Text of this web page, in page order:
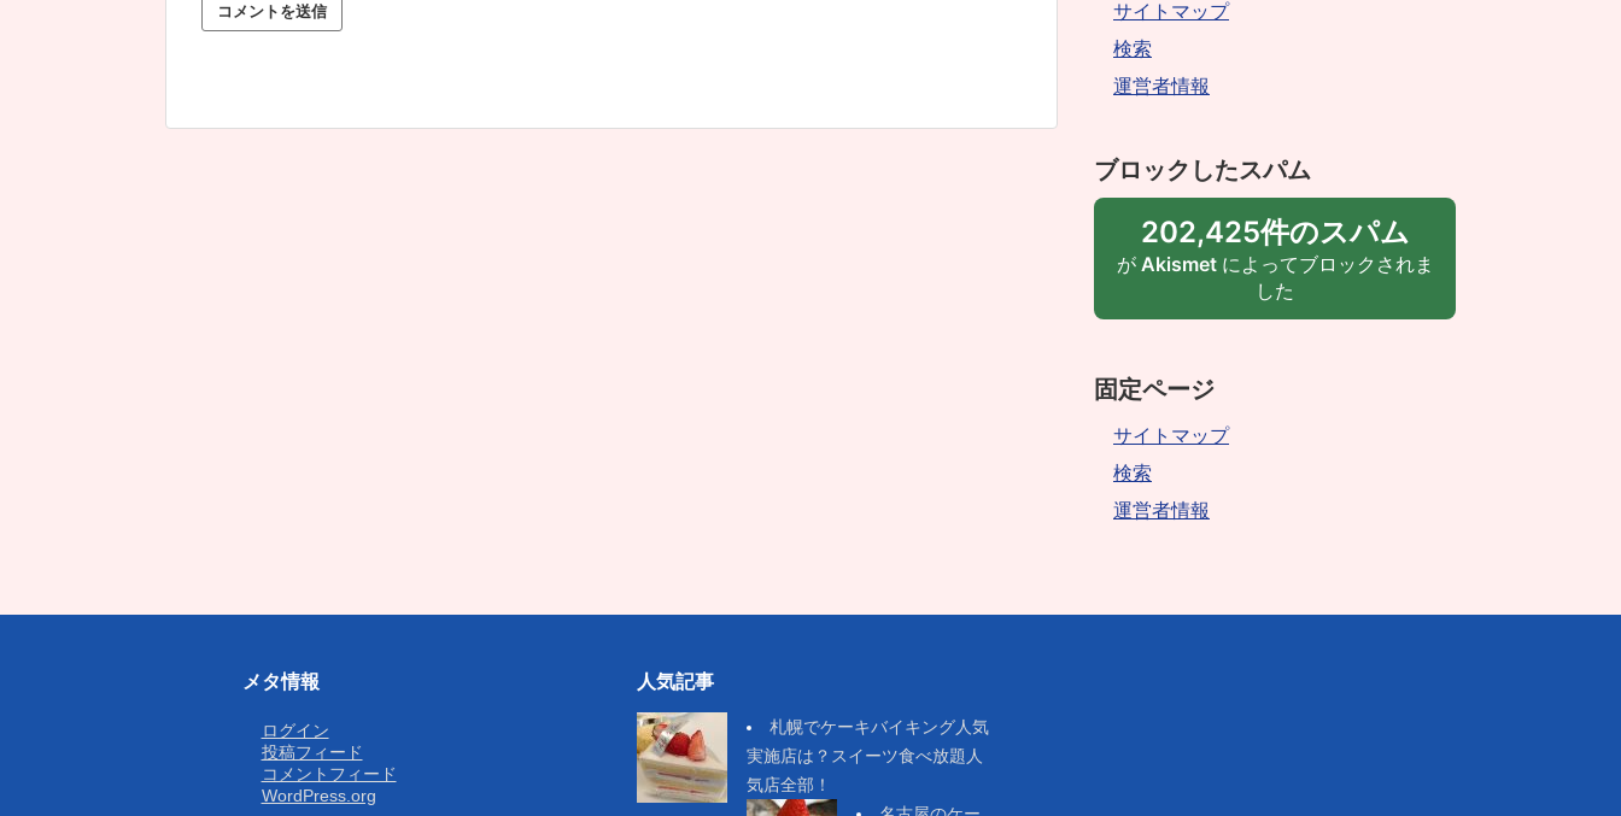
サイトマップ
検索
運営者情報
ブロックしたスパム
202,425件のスパム
が Akismetによってブロックされま
した
固定ページ
サイトマップ
検索
運営者情報
メタ情報
ログイン
投稿フィード
コメントフィード
WordPress.org
人気記事
札幌でケーキバイキング人気
実施店は？スイーツ食べ放題人
気店全部！